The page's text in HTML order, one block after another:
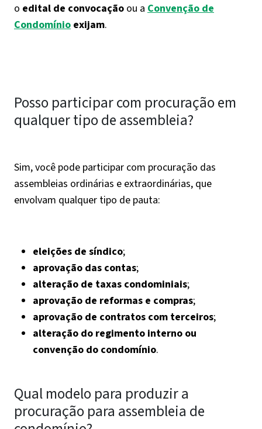
o edital de convocação ou a Convenção de
Condomínio exijam.
Posso participar com procuração em
qualquer tipo de assembleia?
Sim, você pode participar com procuração das
assembleias ordinárias e extraordinárias, que
envolvam qualquer tipo de pauta:
eleições de síndico;
aprovação das contas;
alteração de taxas condominiais;
aprovação de reformas e compras;
aprovação de contratos com terceiros;
alteração do regimento interno ou
convenção do condomínio.
Qual modelo para produzir a
procuração para assembleia de